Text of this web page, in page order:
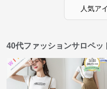
人気ア
40代ファッションサロペッ